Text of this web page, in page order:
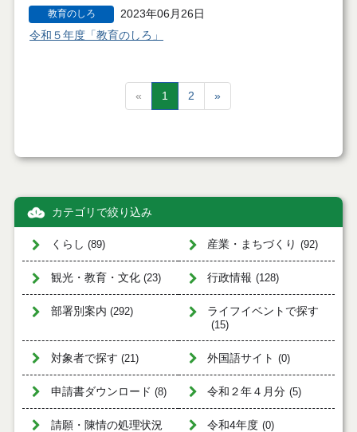
教育のしろ
2023年06月26日
令和５年度「教育のしろ」
« 1 2 »
カテゴリで絞り込み
くらし (89) 産業・まちづくり (92)
観光・教育・文化 (23) 行政情報 (128)
部署別案内 (292) ライフイベントで探す
(15)
対象者で探す (21) 外国語サイト (0)
申請書ダウンロード (8) 令和２年４月分 (5)
請願・陳情の処理状況 令和4年度 (0)